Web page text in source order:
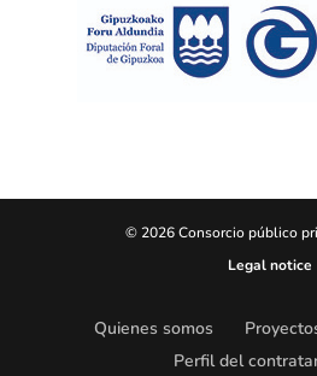
© 2026 Consorcio público
Legal notice
Quienes somos
Perfil del